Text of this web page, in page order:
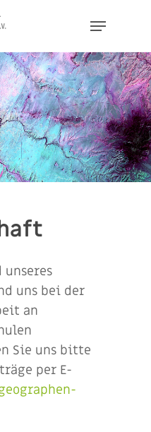
Menu
uns bei der
an
Sie uns bitte
per E-
Menu